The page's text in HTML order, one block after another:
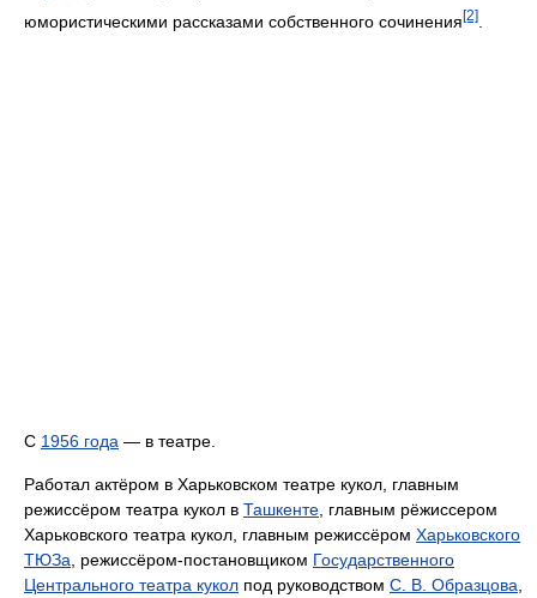
юмористическими рассказами собственного сочинения[2]
С 1956 года — в театре.
Работал актёром в Харьковском театре кукол, главным
режиссёром театра кукол в Ташкенте, главным рёжиссером
Харьковского театра кукол, главным режиссёром Харьковского
ТЮЗа, режиссёром-постановщиком Государственного
Центрального театра кукол под руководством С. В. Образцова,